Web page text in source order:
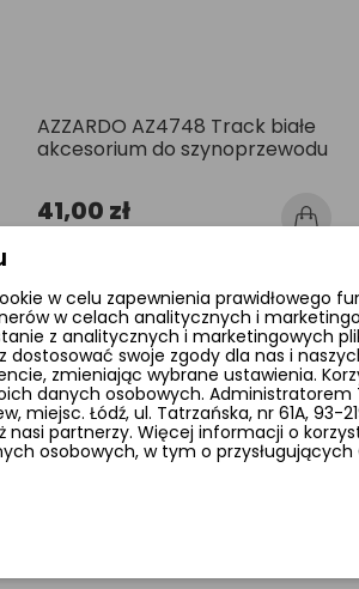
AZZARDO AZ4748 Track białe
akcesorium do szynoprzewodu
41,00 zł
favorite_border
w celu zapewnienia prawidłowego
w celach analitycznych i
z analitycznych i marketingowych
dostosować swoje zgody dla nas i
zmieniając wybrane ustawienia.
danych osobowych. Administratorem
miejsc. Łódź, ul. Tatrzańska, nr 61A,
partnerzy. Więcej informacji o
osobowych, w tym o